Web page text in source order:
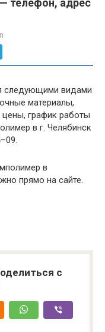
телефон, адрес
следующими видами
материалы,
график работы
в г. Челябинск
в
прямо на сайте.
с